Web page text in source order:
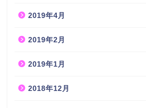
2019年4月
2019年2月
2019年1月
2018年12月